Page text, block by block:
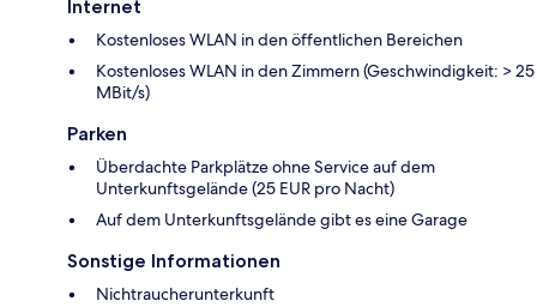
Internet
Kostenloses WLAN in den öffentlichen Bereichen
Kostenloses WLAN in den Zimmern (Geschwindigkeit: > 25
MBit/s)
Parken
Überdachte Parkplätze ohne Service auf dem
Unterkunftsgelände (25 EUR pro Nacht)
Auf dem Unterkunftsgelände gibt es eine Garage
Sonstige Informationen
Nichtraucherunterkunft